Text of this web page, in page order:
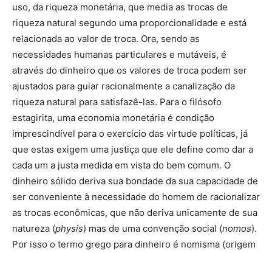
uso, da riqueza monetária, que media as trocas de
riqueza natural segundo uma proporcionalidade e está
relacionada ao valor de troca. Ora, sendo as
necessidades humanas particulares e mutáveis, é
através do dinheiro que os valores de troca podem ser
ajustados para guiar racionalmente a canalização da
riqueza natural para satisfazê-las. Para o filósofo
estagirita, uma economia monetária é condição
imprescindível para o exercício das virtude políticas, já
que estas exigem uma justiça que ele define como dar a
cada um a justa medida em vista do bem comum. O
dinheiro sólido deriva sua bondade da sua capacidade de
ser conveniente à necessidade do homem de racionalizar
as trocas econômicas, que não deriva unicamente de sua
natureza (physis) mas de uma convenção social (nomos).
Por isso o termo grego para dinheiro é nomisma (origem